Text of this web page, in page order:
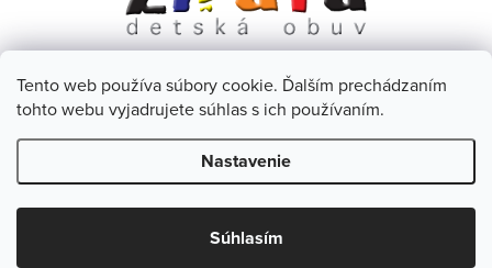
Tento web používa súbory cookie. Ďalším prechádzaním
tohto webu vyjadrujete súhlas s ich používaním.
Nastavenie
Súhlasím
Dětská obuv Žirafa - CZ Facebook
Copyright 2026Žirafa Detská obuv. Všetky práva vyhradené.
Upraviť nastavenie cookies
Zľava 5 % na prvý